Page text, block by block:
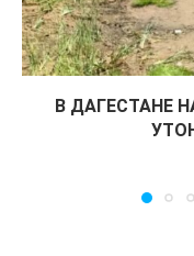
В ДАГЕСТАНЕ